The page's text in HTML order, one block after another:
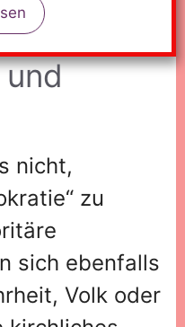
nicht,
zu
sich ebenfalls
Volk oder